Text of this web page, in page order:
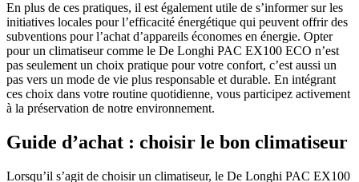
En plus de ces pratiques, il est également utile de s’informer sur les
initiatives locales pour l’efficacité énergétique qui peuvent offrir des
subventions pour l’achat d’appareils économes en énergie. Opter
pour un climatiseur comme le De Longhi PAC EX100 ECO n’est
pas seulement un choix pratique pour votre confort, c’est aussi un
pas vers un mode de vie plus responsable et durable. En intégrant
ces choix dans votre routine quotidienne, vous participez activement
à la préservation de notre environnement.
Guide d’achat : choisir le bon climatiseur
Lorsqu’il s’agit de choisir un climatiseur, le De Longhi PAC EX100